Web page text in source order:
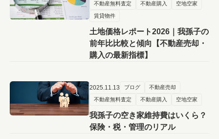
不動産無料査定 不動産購入 空地空家
賃貸物件
土地価格レポート2026｜我孫子の
前年比比較と傾向【不動産売却・
購入の最新指標】
2025.11.13 ブログ 不動産売却
不動産無料査定 不動産購入 空地空家
我孫子の空き家維持費はいくら？
保険・税・管理のリアル